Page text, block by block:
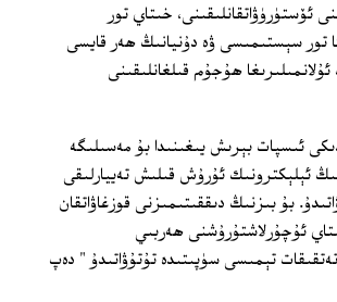
ئۆستۈرۈۋاتقانلىقىنى، خىتاي تور
تور سېستىمىسى ۋە دۇنيانىڭ ھەر قايسى
ھۇجۇم قىلغانلىقىنى
ئىسپات بېرىش يىغىنىدا بۇ مەسىلىگە
ئېلېكترونىك ئۇرۇش قىلىش تەييارلىقى
بۇ بىزنىڭ دىققىتىمىزنى قوزغاۋاتقان
ئۇچۇرلاشتۇرۇشنى ھەربىي
تېمىسى سۈپىتىدە تۇتۇۋاتىدۇ " دەپ